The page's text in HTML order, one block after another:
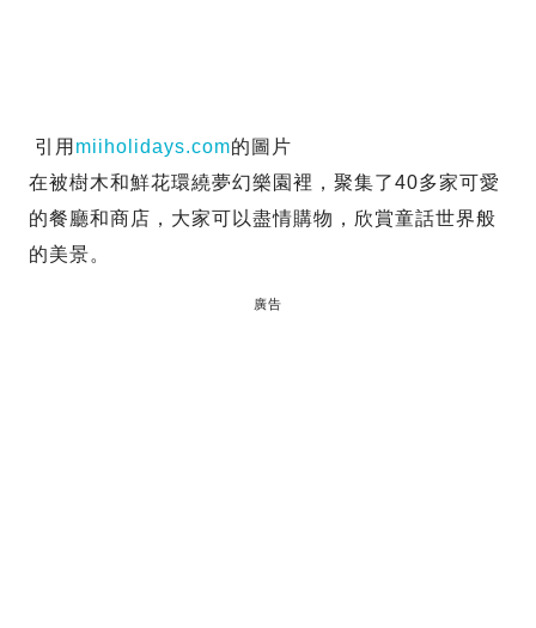
引用 miiholidays.com的圖片
在被樹木和鮮花環繞夢幻樂園裡，聚集了40多家可愛
的餐廳和商店，大家可以盡情購物，欣賞童話世界般
的美景。
廣告